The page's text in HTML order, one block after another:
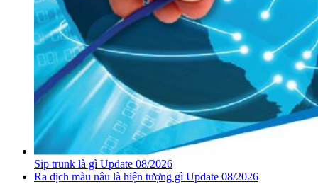
Sip trunk là gì Update 08/2026
Ra dịch màu nâu là hiện tượng gì Update 08/2026